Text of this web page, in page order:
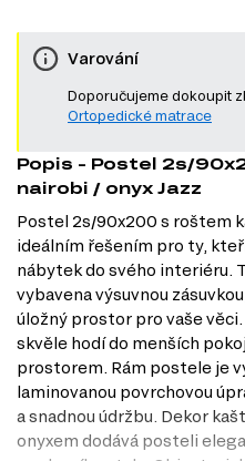
Varování
Doporučujeme dokoupit
Ortopedické matrace
Popis - Postel 2s/
nairobi / onyx Jazz
Postel 2s/90x200 s roštem
ideálním řešením pro ty,
nábytek do svého interiéru.
vybavena výsuvnou
úložný prostor pro vaše
skvěle hodí do menších
prostorem. Rám postele je
laminovanou povrchovou
a snadnou údržbu. Dekor
onyxem dodává posteli